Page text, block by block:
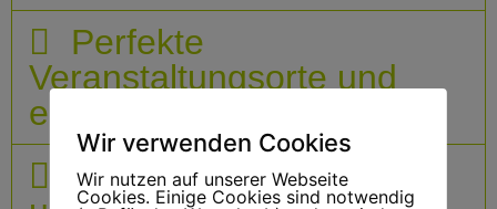
Perfekte
Veranstaltungsorte und
erstklassiges Catering
Unterhaltung für
Wir verwenden Cookies
Wir nutzen auf unserer Webseite
Cookies. Einige Cookies sind notwendig